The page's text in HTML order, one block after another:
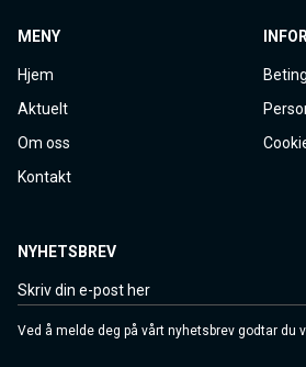
MENY
Hjem
Aktuelt
Om oss
Kontakt
NYHETSBREV
Ved å melde deg på vårt nyhetsbrev godtar du